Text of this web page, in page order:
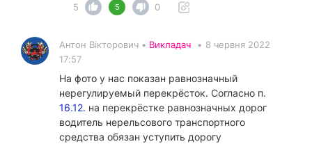
5
5 0
Антон Вікторович • Викладач • 8 червня 2022
17:57
На фото у нас показан равнозначный
нерегулируемый перекрёсток. Согласно п.
16.12. на перекрёстке равнозначных дорог
водитель нерельсового транспортного
средства обязан уступить дорогу